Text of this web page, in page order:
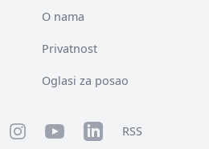
O nama
Privatnost
Oglasi za posao
InstagramYouTubeLinkedInRSS